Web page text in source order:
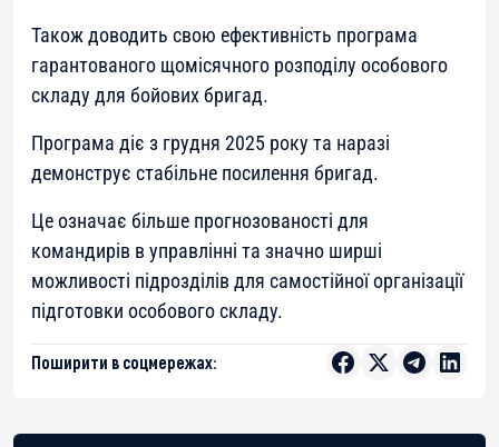
Також доводить свою ефективність програма
гарантованого щомісячного розподілу особового
складу для бойових бригад.
Програма діє з грудня 2025 року та наразі
демонструє стабільне посилення бригад.
Це означає більше прогнозованості для
командирів в управлінні та значно ширші
можливості підрозділів для самостійної організації
підготовки особового складу.
Поширити в соцмережах: